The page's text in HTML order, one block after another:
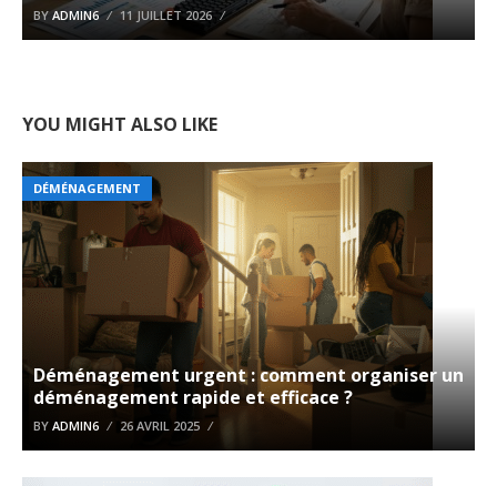
BYADMIN6 11 JUILLET 2026
YOU MIGHT ALSO LIKE
DÉMÉNAGEMENT
Déménagement urgent : comment organiser un
déménagement rapide et efficace ?
BY ADMIN6 26 AVRIL 2025